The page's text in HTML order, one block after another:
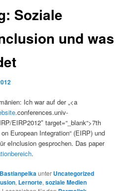
Soziale
und was
Ich war auf der „<a
.conferences.univ-
EIRP2012″ target=“_blank“>7th
European Integration“ (EIRP) und
eInclusion gesprochen. Das paper
.
Bastianpelkaunter Uncategorized
, Lernorte,soziale Medien